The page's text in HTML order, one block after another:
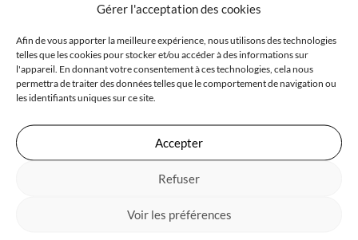
Gérer l'acceptation des cookies
Afin de vous apporter la meilleure expérience, nous utilisons des technologies
telles que les cookies pour stocker et/ou accéder à des informations sur
l'appareil. En donnant votre consentement à ces technologies, cela nous
permettra de traiter des données telles que le comportement de navigation ou
les identifiants uniques sur ce site.
Accepter
Refuser
Voir les préférences
Téléphone*